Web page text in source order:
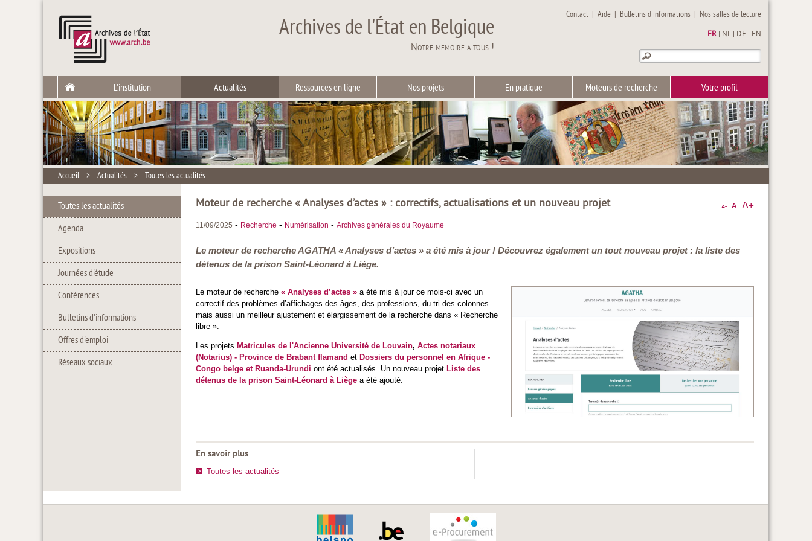
Archives de l'État en Belgique
Notre mémoire à tous !
Contact |Aide | Bulletins d'informations | Nos salles de lecture
FR NL| DE EN
L'institution Actualités Ressources en ligne Nos projets En pratique Moteurs de recherche Votre profil
Accueil > Actualités > Toutes les actualités
Toutes les actualités
Agenda
Expositions
Journées d'étude
Conférences
Bulletins d'informations
Offres d'emploi
Réseaux sociaux
Moteur de recherche « Analyses d’actes » : correctifs, actualisations et un nouveau projet
11/09/2025 - Recherche - Numérisation - Archives générales du Royaume
Le moteur de recherche AGATHA « Analyses d’actes » a été mis à jour ! Découvrez également un tout nouveau projet : la liste des
détenus de la prison Saint-Léonard à Liège.
Le moteur de recherche « Analyses d’actes » a été mis à jour ce mois-ci avec un
correctif des problèmes d’affichages des âges, des professions, du tri des colonnes
mais aussi un meilleur ajustement et élargissement de la recherche dans « Recherche
libre ».
Les projets Matricules de l'Ancienne Université de Louvain, Actes notariaux
(Notarius) - Province de Brabant flamand et Dossiers du personnel en Afrique -
Congo belge et Ruanda-Urundi ont été actualisés. Un nouveau projet Liste des
détenus de la prison Saint-Léonard à Liège a été ajouté.
En savoir plus
Toutes les actualités